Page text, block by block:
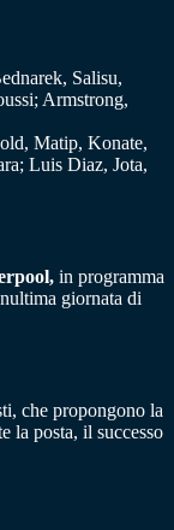
Salisu,
Armstrong,
Matip, Konate,
Luis Diaz, Jota,
in programma
giornata di
che propongono la
la posta, il successo